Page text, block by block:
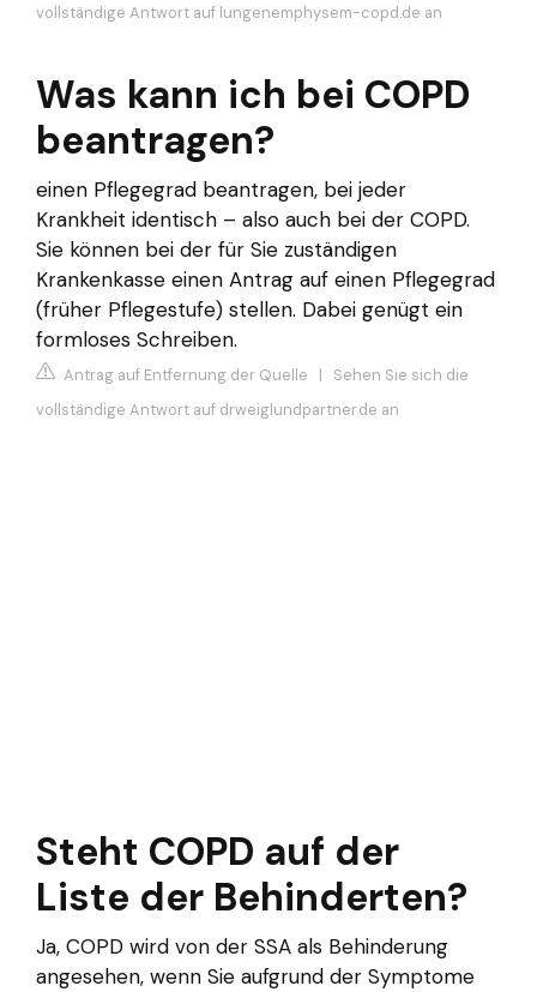
vollständige Antwort auf lungenemphysem-copd.de an
Was kann ich bei COPD
beantragen?
einen Pflegegrad beantragen, bei jeder
Krankheit identisch – also auch bei der COPD.
Sie können bei der für Sie zuständigen
Krankenkasse einen Antrag auf einen Pflegegrad
(früher Pflegestufe) stellen. Dabei genügt ein
formloses Schreiben.
Antrag auf Entfernung der Quelle | Sehen Sie sich die
vollständige Antwort auf drweiglundpartner.de an
Steht COPD auf der
Liste der Behinderten?
Ja, COPD wird von der SSA als Behinderung
angesehen, wenn Sie aufgrund der Symptome